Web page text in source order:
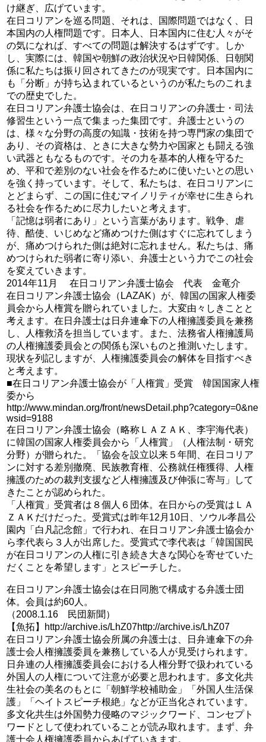
け継ぎ、広げています。
在日コリアンを巡る問題、それは、国際問題ではなく、日
本国内の人権問題です。日本人、日本国内に住む人々がそ
の気になれば、すべての問題は解決するはずです。しか
し、実際には、韓国や朝鮮の政治状況や日韓関係、日朝関
係に私たちは振り回されてきたのが現実です。日本国内に
も「分断」が持ち込まれているというのが私たちのこれま
での歴史でした。
在日コリアン弁護士協会は、在日コリアンの弁護士・司法
修習生という一点で集まった集団です。弁護士というの
は、様々な分野の高度の知識・技術を持つ専門家の集団で
あり、その資格は、ときに大きな勢力や国家とも闘える強
い武器ともなるものです。その力を基本的人権を守るた
め、平和で差別のない社会を作るために使いたいとの思い
を強く持っています。そして、私たちは、在日コリアンに
とどまらず、この国に住むマイノリティが幸せに生きられ
る社会を作るために尽力したいと考えます。
「記憶は弱者にあり」という言葉があります。戦争、虐
待、酷使、いじめなど痛めつけた側はすぐに忘れてしまう
が、痛めつけられた側は絶対に忘れません。私たちは、痛
めつけられた弱者に寄り添い、弁護士という力でこの社会
を変えていきます。
2014年11月 在日コリアン弁護士協会 代表 金竜介
在日コリアン弁護士協会（LAZAK）が、韓国の国家人権委
員会から人権賞を贈られていました。大変由々しきことと
考えます。在日弁護士は日弁連傘下の人権擁護委員を兼務
し、人権救済を担当しています。また、法務省人権擁護局
の人権擁護委員会との関係も深いものと推測いたします。
現状を列記しますが、人権擁護委員会の解体を目指すべき
と考えます。
■在日コリアン弁護士協会が「人権賞」受賞 韓国国家人権
委から
http://www.mindan.org/front/newsDetail.php?category=0&ne
wsid=9188
在日コリアン弁護士協会（略称ＬＡＺＡＫ、李宇海代表）
に韓国の国家人権委員会から「人権賞」（人権法制・研究
分野）が贈られた。「協会を設立以来５年間、在日コリア
ンに対する差別撤廃、民族教育権、公務就任権獲得、人権
擁護のための裁判支援など人権擁護及び伸張に寄与」して
きたことが認められた。
「人権賞」受賞者は８個人６団体。在日からの受賞はＬＡ
ＺＡＫだけだった。受賞式は昨年12月10日、ソウル孝昌公
園内「白凡記念館」で行われ、在日コリアン弁護士協会か
ら李代表ら３人が出席した。受賞式で李代表は「韓国国民
が在日コリアンの人権に引き続き大きな関心を寄せていた
だくことを希望します」とスピーチした。
在日コリアン弁護士協会は在日同胞で構成する弁護士団
体。会員は約60人。
（2008.1.16 民団新聞）
【魚拓】http://archive.is/LhZ07http://archive.is/LhZ07
在日コリアン弁護士協会所属の弁護士は、日弁連傘下の弁
護士会人権擁護委員を兼務している人が見受けられます。
日弁連の人権擁護委員会における人権分野で扱われている
外国人の人権について注意が必要と思われます。多文化共
生社会の美名のもとに「朝鮮学校補助金」「外国人生活保
護」「ヘイトスピーチ根絶」などが正当化されています。
多文化共生は外国勢力侵略のマジックワード、コンセプト
ワードとして使われていることが読み取れます。まず、弁
護士会人権擁護委員からあげていきます。